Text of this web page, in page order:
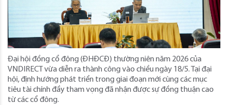
Đại hội đồng cổ đông (ĐHĐCĐ) thường niên năm 2026 của
VNDIRECT vừa diễn ra thành công vào chiều ngày 18/5. Tại đại
hội, định hướng phát triển trong giai đoạn mới cùng các mục
tiêu tài chính đầy tham vọng đã nhận được sự đồng thuận cao
từ các cổ đông.